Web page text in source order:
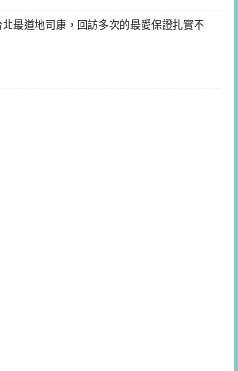
最道地司康，回訪多次的最愛保證扎實不